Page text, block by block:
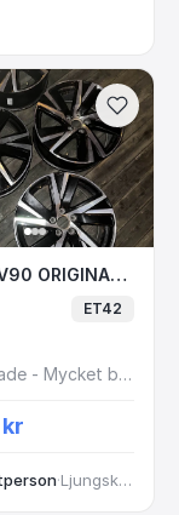
6x15
V90 ORIGINAL
VOLVO V90 ORIGINAL FÄLGAR 19"
ET42
Begagnade - Mycket bra skick
· Ljungskile